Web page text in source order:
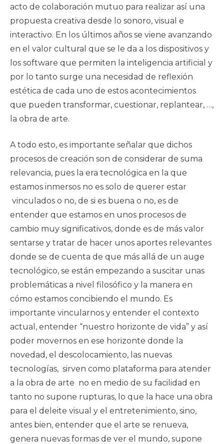
acto de colaboración mutuo para realizar así una
propuesta creativa desde lo sonoro, visual e
interactivo. En los últimos años se viene avanzando
en el valor cultural que se le da a los dispositivos y
los software que permiten la inteligencia artificial y
por lo tanto surge una necesidad de reflexión
estética de cada uno de estos acontecimientos
que pueden transformar, cuestionar, replantear, …,
la obra de arte.
A todo esto, es importante señalar que dichos
procesos de creación son de considerar de suma
relevancia, pues la era tecnológica en la que
estamos inmersos no es solo de querer estar
vinculados o no, de si es buena o no, es de
entender que estamos en unos procesos de
cambio muy significativos, donde es de más valor
sentarse y tratar de hacer unos aportes relevantes
donde se de cuenta de que más allá de un auge
tecnológico, se están empezando a suscitar unas
problemáticas a nivel filosófico y la manera en
cómo estamos concibiendo el mundo. Es
importante vincularnos y entender el contexto
actual, entender “nuestro horizonte de vida” y así
poder movernos en ese horizonte donde la
novedad, el descolocamiento, las nuevas
tecnologías, sirven como plataforma para atender
a la obra de arte no en medio de su facilidad en
tanto no supone rupturas, lo que la hace una obra
para el deleite visual y el entretenimiento, sino,
antes bien, entender que el arte se renueva,
genera nuevas formas de ver el mundo, supone